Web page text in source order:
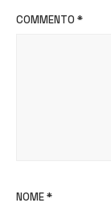
COMMENTO *
NOME*